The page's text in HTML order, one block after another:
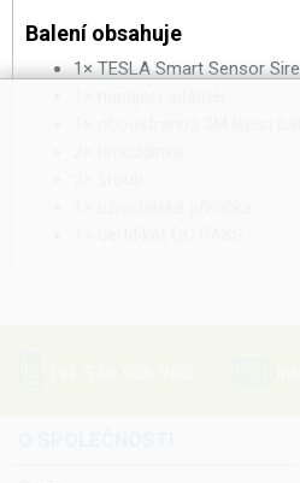
Balení obsahuje
1× TESLA Smart Sensor